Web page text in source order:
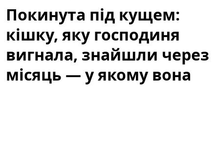
Покинута під кущем:
кішку, яку господиня
вигнала, знайшли через
місяць — у якому вона